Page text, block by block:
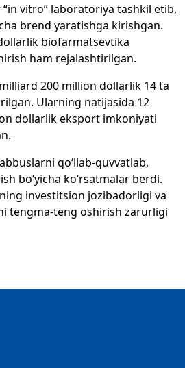
vitro” laboratoriya tashkil etib,
brend yaratishga kirishgan.
biofarmatsevtika
ham rejalashtirilgan.
200 million dollarlik 14 ta
Ularning natijasida 12
dollarlik eksport imkoniyati
qo‘llab-quvvatlab,
bo‘yicha ko‘rsatmalar berdi.
investitsion jozibadorligi va
tengma-teng oshirish zarurligi